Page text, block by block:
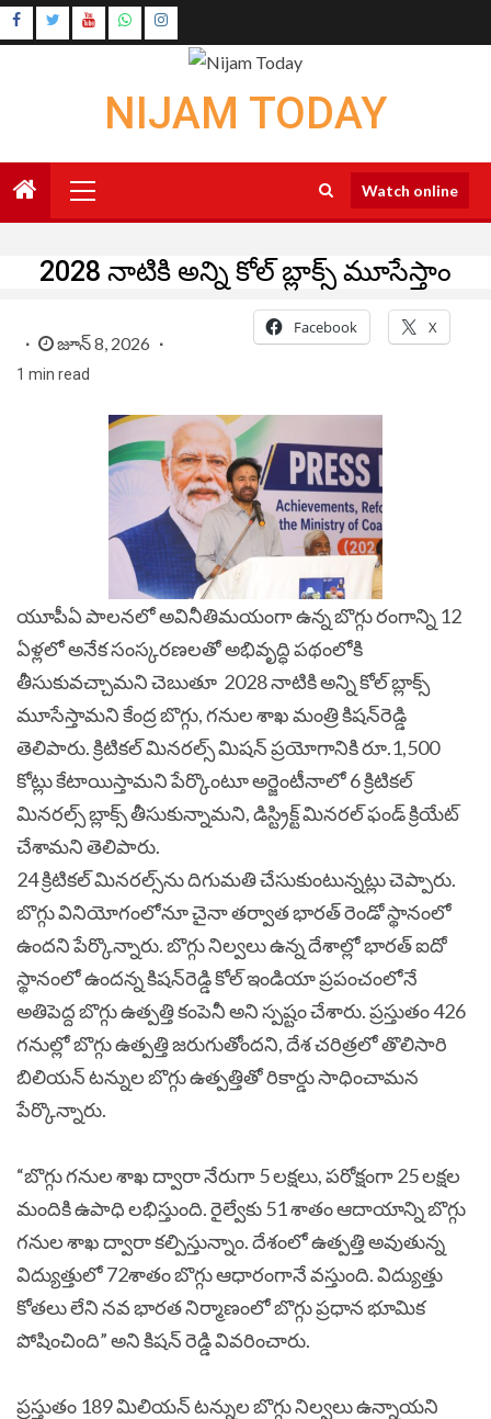
Skip
to
Instagram
NIJAM TODAY
Menu
Watch online
2028 నాటికి అన్ని కోల్ బ్లాక్స్ మూసేస్తాం
జూన్ 8, 2026
1 min read
Facebook X
యూపీఏ పాలనలో అవినీతిమయంగా ఉన్న బొగ్గు రంగాన్ని 12
ఏళ్లలో అనేక సంస్కరణలతో అభివృద్ధి పథంలోకి
తీసుకువచ్చామని చెబుతూ 2028 నాటికి అన్ని కోల్ బ్లాక్స్
మూసేస్తామని కేంద్ర బొగ్గు, గనుల శాఖ మంత్రి కిషన్‌రెడ్డి
తెలిపారు. క్రిటికల్ మినరల్స్ మిషన్‌ ప్రయోగానికి రూ.1,500
కోట్లు కేటాయిస్తామని పేర్కొంటూ అర్జెంటీనాలో 6 క్రిటికల్
మినరల్స్ బ్లాక్స్‌ తీసుకున్నామని, డిస్ట్రిక్ట్ మినరల్ ఫండ్ క్రియేట్
చేశామని తెలిపారు.
24 క్రిటికల్ మినరల్స్‌ను దిగుమతి చేసుకుంటున్నట్లు చెప్పారు.
బొగ్గు వినియోగంలోనూ చైనా తర్వాత భారత్‌ రెండో స్థానంలో
ఉందని పేర్కొన్నారు. బొగ్గు నిల్వలు ఉన్న దేశాల్లో భారత్‌ ఐదో
స్థానంలో ఉందన్న కిషన్‌రెడ్డి కోల్‌ ఇండియా ప్రపంచంలోనే
అతిపెద్ద బొగ్గు ఉత్పత్తి కంపెనీ అని స్పష్టం చేశారు. ప్రస్తుతం 426
గనుల్లో బొగ్గు ఉత్పత్తి జరుగుతోందని, దేశ చరిత్రలో తొలిసారి
బిలియన్‌ టన్నుల బొగ్గు ఉత్పత్తితో రికార్డు సాధించామన
పేర్కొన్నారు.
“బొగ్గు గనుల శాఖ ద్వారా నేరుగా 5 లక్షలు, పరోక్షంగా 25 లక్షల
మందికి ఉపాధి లభిస్తుంది. రైల్వేకు 51 శాతం ఆదాయాన్ని బొగ్గు
గనుల శాఖ ద్వారా కల్పిస్తున్నాం. దేశంలో ఉత్పత్తి అవుతున్న
విద్యుత్తులో 72శాతం బొగ్గు ఆధారంగానే వస్తుంది. విద్యుత్తు
కోతలు లేని నవ భారత నిర్మాణంలో బొగ్గు ప్రధాన భూమిక
పోషించింది” అని కిషన్ రెడ్డి వివరించారు.
ప్రస్తుతం 189 మిలియన్ టన్నుల బొగ్గు నిల్వలు ఉన్నాయని